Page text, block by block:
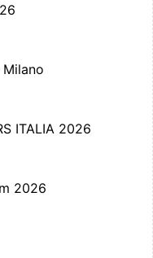
ITALIA 2026
2026